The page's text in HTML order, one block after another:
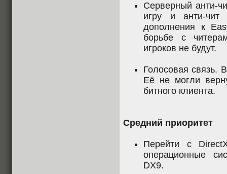
Серверный анти-
игру и анти-чит
дополнения к
борьбе с
игроков не будут.
Голосовая связь.
Её не могли
битного клиента.
Средний приоритет
Перейти с
операционные
DX9.